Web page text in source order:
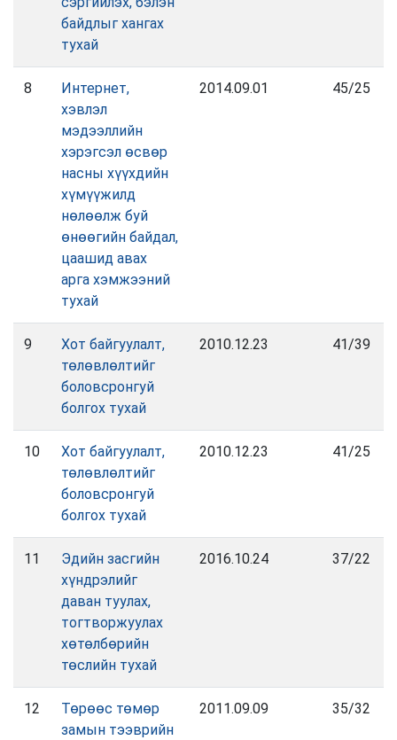
байдлыг хангах
тухай
8
Интернет,
хэвлэл
мэдээллийн
хэрэгсэл өсвөр
насны хүүхдийн
хүмүүжилд
нөлөөлж буй
өнөөгийн байдал,
цаашид авах
арга хэмжээний
тухай
2014.09.01 45/25
9
Хот байгуулалт,
төлөвлөлтийг
боловсронгуй
болгох тухай
2010.12.23 41/39
10
Хот байгуулалт,
төлөвлөлтийг
боловсронгуй
болгох тухай
2010.12.23 41/25
11
Эдийн засгийн
хүндрэлийг
даван туулах,
тогтворжуулах
хөтөлбөрийн
төслийн тухай
2016.10.24 37/22
12
Төрөөс төмөр
замын тээврийн
2011.09.09 35/32